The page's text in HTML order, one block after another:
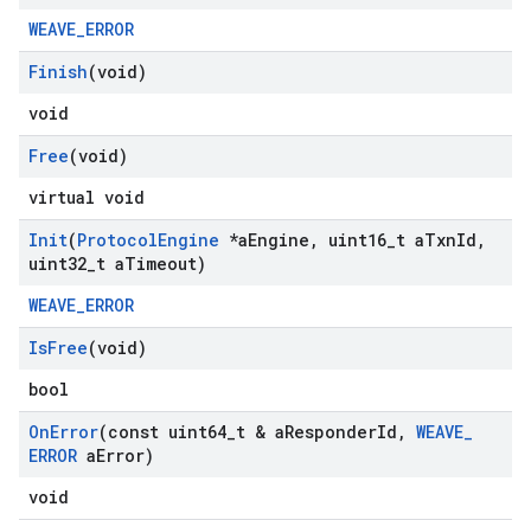
WEAVE_ERROR
Finish(void)
void
Free(void)
virtual void
Init(ProtocolEngine *aEngine , uint16 t aTxnId ,
uint32 t aTimeout)
WEAVE_ERROR
IsFree(void)
bool
OnError(const uint64 t & aResponderId , WEAVE_
ERROR aError)
void